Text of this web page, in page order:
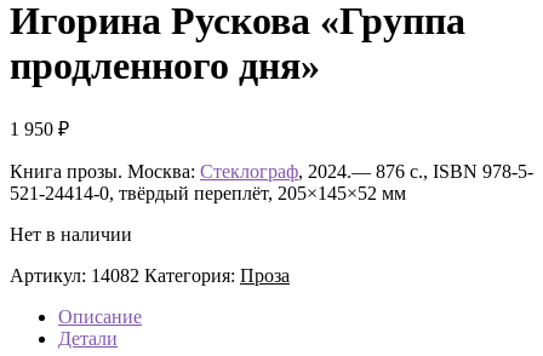
Игорина Рускова «Группа
продленного дня»
1 950 ₽
Книга прозы. Москва: Стеклограф, 2024.— 876 с., ISBN 978-5-
521-24414-0, твёрдый переплёт, 205×145×52 мм
Нет в наличии
Артикул: 14082 Категория: Проза
Описание
Детали